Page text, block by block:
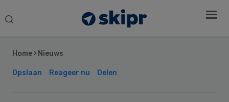
Search
Home › Nieuws
Opslaan Reageer nu Delen
Sidebar